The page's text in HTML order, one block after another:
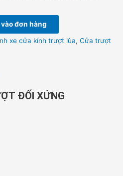
đơn hàng
xe cửa kính trượt lùa, Cửa trượt
ĐỐI XỨNG